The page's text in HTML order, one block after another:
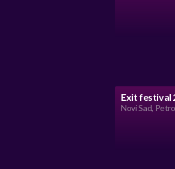
Exit festival
Novi Sad,